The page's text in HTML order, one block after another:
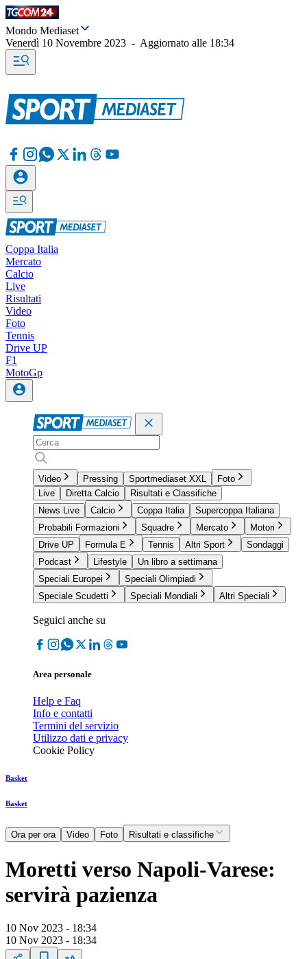
Mondo Mediaset
Venerdì 10 Novembre 2023 - Aggiornato alle 18:34
Coppa Italia
Mercato
Calcio
Live
Risultati
Video
Foto
Tennis
Drive UP
F1
MotoGp
Video Pressing Sportmediaset XXL
Foto
Live
Diretta Calcio
Risultati e Classifiche
News Live
Calcio Coppa Italia
Supercoppa Italiana
Probabili Formazioni
Squadre Mercato
Motori
Drive UP
Formula E Tennis Altri Sport
Sondaggi
Podcast
Lifestyle
Un libro a settimana
Speciali Europei
Speciali Olimpiadi
Speciale Scudetti
Speciali Mondiali Altri Speciali
Seguici anche su
Area personale
Help e Faq
Info e contatti
Termini del servizio
Utilizzo dati e privacy
Cookie Policy
Basket
Basket
Ora per ora Video Foto Risultati e classifiche
Moretti verso Napoli-Varese:
servirà pazienza
10 Nov 2023 - 18:34
10 Nov 2023 - 18:34